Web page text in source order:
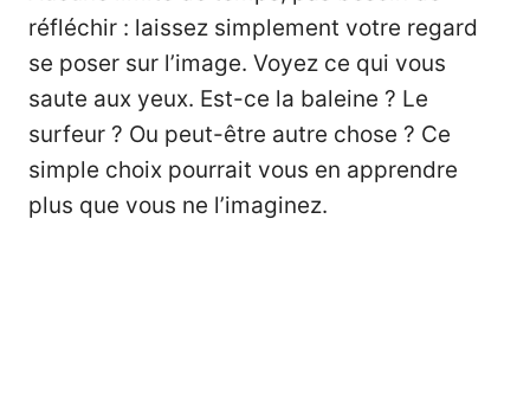
réfléchir : laissez simplement votre regard
se poser sur l’image. Voyez ce qui vous
saute aux yeux. Est-ce la baleine ? Le
surfeur ? Ou peut-être autre chose ? Ce
simple choix pourrait vous en apprendre
plus que vous ne l’imaginez.